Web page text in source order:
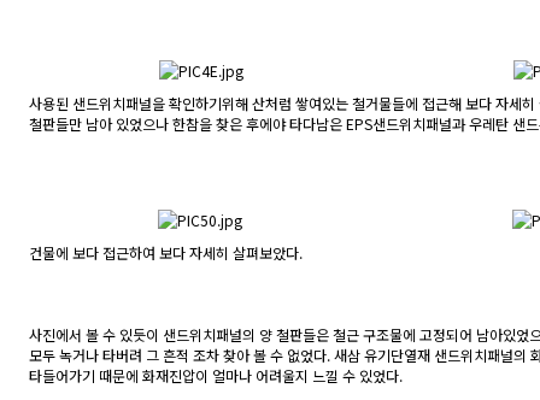
사용된 샌드위치패널을 확인하기위해 산처럼 쌓여있는 철거물들에 접근해 보다 자세
철판들만 남아 있었으나 한참을 찾은 후에야 타다남은 EPS샌드위치패널과 우레탄 샌
건물에 보다 접근하여 보다 자세히 살펴보았다.
사진에서 볼 수 있듯이 샌드위치패널의 양 철판들은 철근 구조물에 고정되어 남아있었
모두 녹거나 타버려 그 흔적 조차 찾아 볼 수 없었다. 새삼 유기단열재 샌드위치패널의
타들어가기 때문에 화재진압이 얼마나 어려울지 느낄 수 있었다.